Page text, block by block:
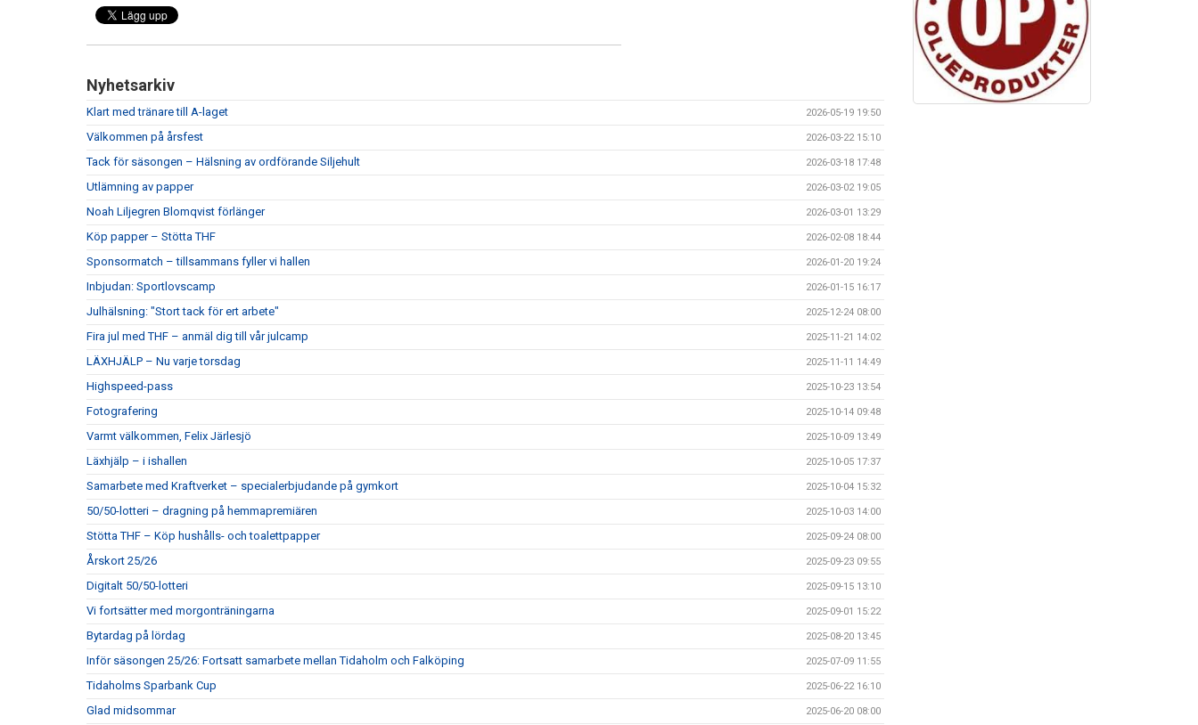
Nyhetsarkiv
Klart med tränare till A-laget 2026-05-19 19:50
Välkommen på årsfest 2026-03-22 15:10
Tack för säsongen – Hälsning av ordförande Siljehult 2026-03-18 17:48
Utlämning av papper 2026-03-02 19:05
Noah Liljegren Blomqvist förlänger 2026-03-01 13:29
Köp papper – Stötta THF 2026-02-08 18:44
Sponsormatch – tillsammans fyller vi hallen 2026-01-20 19:24
Inbjudan: Sportlovscamp 2026-01-15 16:17
Julhälsning: "Stort tack för ert arbete" 2025-12-24 08:00
Fira jul med THF – anmäl dig till vår julcamp 2025-11-21 14:02
LÄXHJÄLP – Nu varje torsdag 2025-11-11 14:49
Highspeed-pass 2025-10-23 13:54
Fotografering 2025-10-14 09:48
Varmt välkommen, Felix Järlesjö 2025-10-09 13:49
Läxhjälp – i ishallen 2025-10-05 17:37
Samarbete med Kraftverket – specialerbjudande på gymkort 2025-10-04 15:32
50/50-lotteri – dragning på hemmapremiären 2025-10-03 14:00
Stötta THF – Köp hushålls- och toalettpapper 2025-09-24 08:00
Årskort 25/26 2025-09-23 09:55
Digitalt 50/50-lotteri 2025-09-15 13:10
Vi fortsätter med morgonträningarna 2025-09-01 15:22
Bytardag på lördag 2025-08-20 13:45
Inför säsongen 25/26: Fortsatt samarbete mellan Tidaholm och Falköping 2025-07-09 11:55
Tidaholms Sparbank Cup 2025-06-22 16:10
Glad midsommar 2025-06-20 08:00